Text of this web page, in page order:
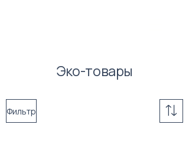
Эко-товары
Фильтр